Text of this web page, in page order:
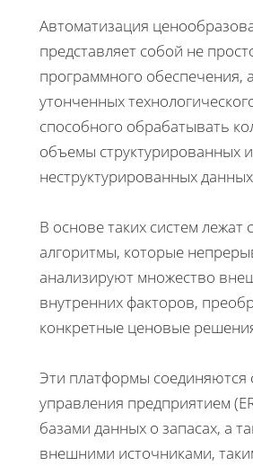
Автоматизация
представляет собой не
программного обеспечения,
утонченных
способного обрабатывать
объемы структурированных и
неструктурированных
В основе таких систем лежат
алгоритмы, которые
анализируют множество
внутренних факторов,
конкретные ценовые
Эти платформы соединяются
управления предприятием
базами данных о запасах, а
внешними источниками,